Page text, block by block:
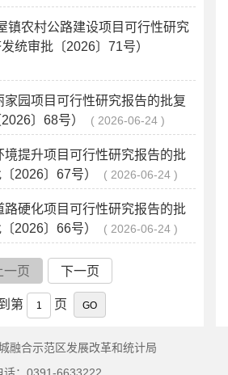
镇农村公路建设项目可行性研究
统审批〔2026〕71号）
家园项目可行性研究报告的批复
〕68号）
2026-06-24
境提升项目可行性研究报告的批
2026〕67号）
2026-06-24
路硬化项目可行性研究报告的批
2026〕66号）
2026-06-24
一页 下一页
第 页
融合示范区发展改革和统计局